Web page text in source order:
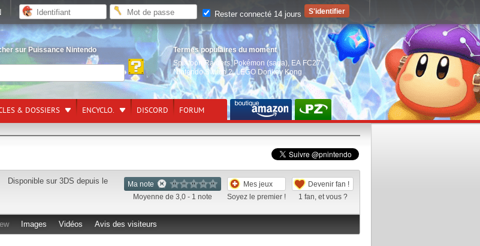
sur Puissance Nintendo
Termes populaires du moment
Splatoon Raiders, Pokémon (saga) EA FC27,
Nintendo Switch 2,LEGO Donkey Kong
& DOSSIERS ENCYCLO. DISCORD FORUM
Ma note
Moyenne de 3,0 - 1 note
Mes jeux
Soyez le premier !
Devenir fan !
1 fan, et vous ?
Disponible sur 3DS depuis le
Images Vidéos Avis des visiteurs
Rester connecté 14 jours